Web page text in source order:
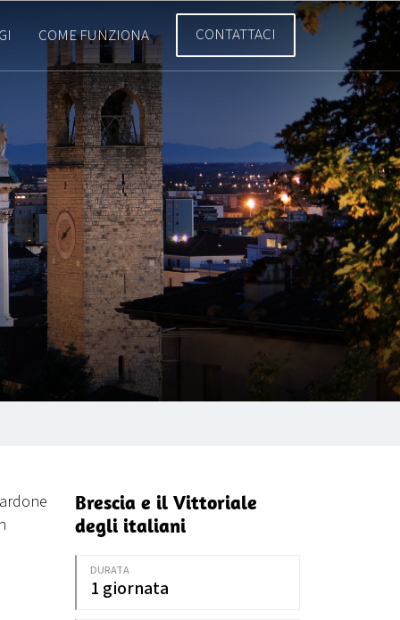
CONTATTACI
COME FUNZIONA
Brescia e il Vittoriale
degli italiani
DURATA
1 giornata